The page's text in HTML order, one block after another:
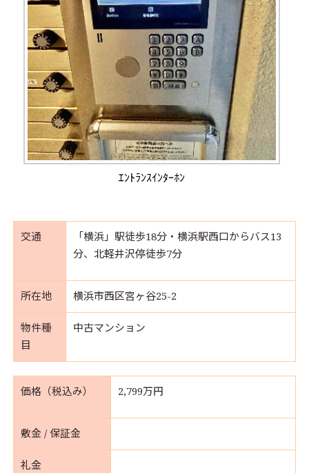
ｴﾝﾄﾗﾝｽｲﾝﾀｰﾎﾝ
交通
「横浜」駅徒歩18分・横浜駅西口からバス13
分、北軽井沢停徒歩7分
所在地 横浜市西区宮ヶ谷25-2
物件種
目
中古マンション
価格（税込み） 2,799万円
敷金 / 保証金
礼金